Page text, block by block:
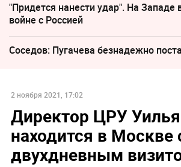
"Придется нанести удар". На Западе
войне с Россией
Соседов: Пугачева безнадежно
2 ноября 2021, 17:02
Директор ЦРУ
находится в Москве
двухдневным